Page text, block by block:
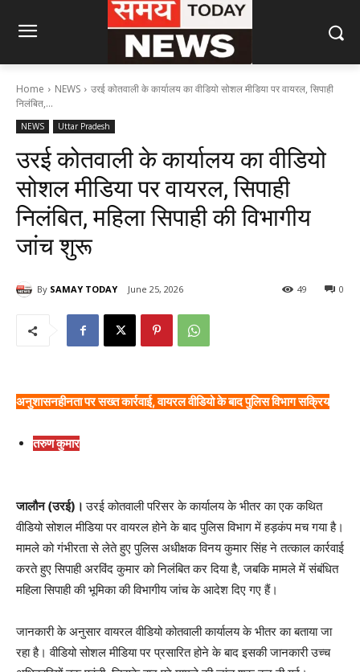
Home NEWS
उरई कोतवाली के कार्यालय का वीडियो सोशल मीडिया पर वायरल, सिपाही
निलंबित,...
NEWS Uttar Pradesh
उरई कोतवाली के कार्यालय का वीडियो
सोशल मीडिया पर वायरल, सिपाही
निलंबित, महिला सिपाही की विभागीय
जांच शुरू
By SAMAY TODAY June 25, 2026 0
49
अनुशासनहीनता पर सख्त कार्रवाई, वायरल वीडियो के बाद पुलिस विभाग सक्रिय
तरुण कुमार
जालौन (उरई)।उरई कोतवाली परिसर के कार्यालय के भीतर का एक कथित
वीडियो सोशल मीडिया पर वायरल होने के बाद पुलिस विभाग में हड़कंप मच गया है।
मामले को गंभीरता से लेते हुए पुलिस अधीक्षक विनय कुमार सिंह ने तत्काल कार्रवाई
करते हुए सिपाही अरविंद कुमार को निलंबित कर दिया है, जबकि मामले में संबंधित
महिला सिपाही की भूमिका की विभागीय जांच के आदेश दिए गए हैं।
जानकारी के अनुसार वायरल वीडियो कोतवाली कार्यालय के भीतर का बताया जा
रहा है। वीडियो सोशल मीडिया पर प्रसारित होने के बाद इसकी जानकारी उच्च